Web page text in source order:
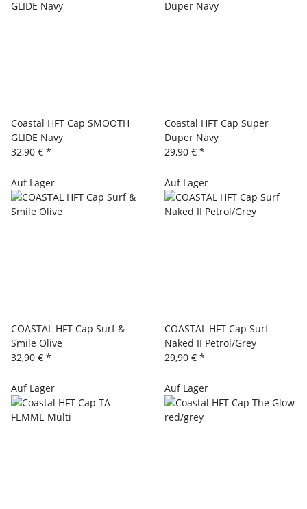
Coastal HFT Cap SMOOTH
GLIDE Navy
32,90 € *
Coastal HFT Cap Super
Duper Navy
29,90 € *
Auf Lager
COASTAL HFT Cap Surf &
Smile Olive
32,90 € *
Auf Lager
COASTAL HFT Cap Surf
Naked II Petrol/Grey
29,90 € *
Auf Lager Auf Lager